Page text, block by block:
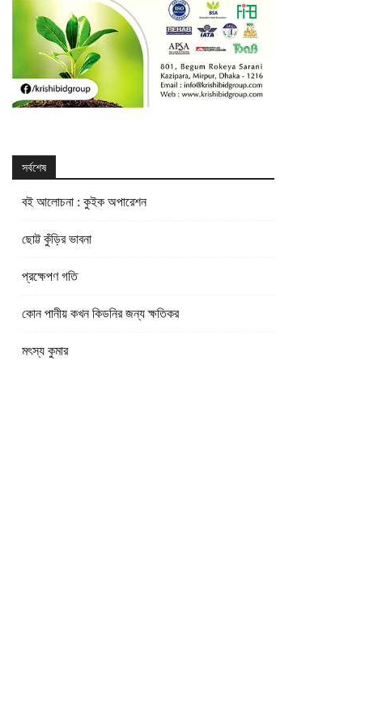
সর্বশেষ
বই আলোচনা : কুইক অপারেশন
ছোট্ট কুঁড়ির ভাবনা
প্রক্ষেপণ গতি
কোন পানীয় কখন কিডনির জন্য ক্ষতিকর
মৎস্য কুমার